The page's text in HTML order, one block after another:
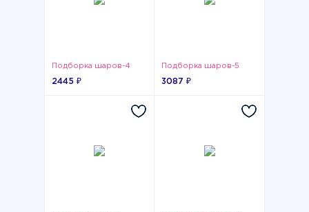
Подборка шаров-4
2445 ₽
Подборка шаров-5
3087 ₽